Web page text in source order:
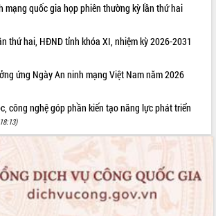
mạng quốc gia họp phiên thường kỳ lần thứ hai
thứ hai, HĐND tỉnh khóa XI, nhiệm kỳ 2026-2031
ứng Ngày An ninh mạng Việt Nam năm 2026
công nghệ góp phần kiến tạo năng lực phát triển